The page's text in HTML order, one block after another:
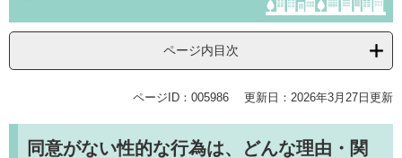
ページ内目次
ページID：005986 更新日：2026年3月27日更新
同意がない性的な行為は、どんな理由・関